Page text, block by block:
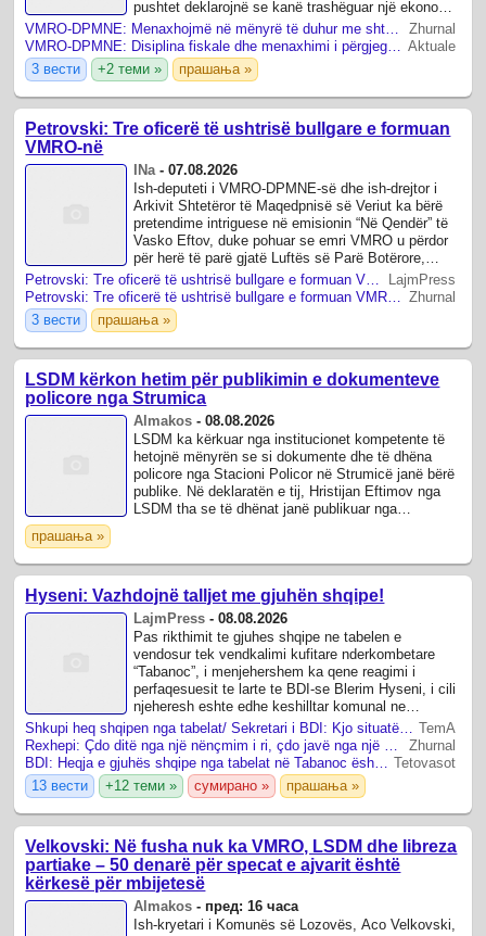
pushtet deklarojnë se kanë trashëguar një ekonomi
të dobësuar, institucione ...
Zhurnal
Aktuale
3 вести
+2 теми » прашања »
Petrovski: Tre oficerë të ushtrisë bullgare e formuan
VMRO-në
INa-07.08.2026
Ish-deputeti i VMRO-DPMNE-së dhe ish-drejtor i
Arkivit Shtetëror të Maqedpnisë së Veriut ka bërë
pretendime intriguese në emisionin “Në Qendër” të
Vasko Eftov, duke pohuar se emri VMRO u përdor
për herë të parë gjatë Luftës së Parë Botërore,
njoftoi VESTIMAK.mk.
Petrovski: Tre oficerë të ushtrisë bullgare e formuan VMRO-në
LajmPress
Petrovski: Tre oficerë të ushtrisë bullgare e formuan VMRO-në Zhurnal
3 вести
прашања »
LSDM kërkon hetim për publikimin e dokumenteve
policore nga Strumica
Almakos -08.08.2026
LSDM ka kërkuar nga institucionet kompetente të
hetojnë mënyrën se si dokumente dhe të dhëna
policore nga Stacioni Policor në Strumicë janë bërë
publike. Në deklaratën e tij, Hristijan Eftimov nga
LSDM tha se të dhënat janë publikuar nga
прашања »
Hyseni: Vazhdojnë talljet me gjuhën shqipe!
LajmPress -08.08.2026
Pas rikthimit te gjuhes shqipe ne tabelen e
vendosur tek vendkalimi kufitare nderkombetare
“Tabanoc”, i menjehershem ka qene reagimi i
perfaqesuesit te larte te BDI-se Blerim Hyseni, i cili
njeheresh eshte edhe keshilltar komunal ne
Komunen e Kumanoves.
Shkupi heq shqipen nga tabelat/ Sekretari i BDI: Kjo situatë po ndodh në mënyrë sistematike, është krim gjuhësor TemA
Rexhepi: Çdo ditë nga një nënçmim i ri, çdo javë nga një degradim i ri
Zhurnal
BDI: Heqja e gjuhës shqipe nga tabelat në Tabanoc është shkelje e ligjit dhe provokim i rëndë Tetovasot
13 вести
+12 теми » сумирано » прашања »
Velkovski: Në fusha nuk ka VMRO, LSDM dhe libreza
partiake – 50 denarë për specat e ajvarit është
kërkesë për mbijetesë
Almakos - пред: 16 часа
Ish-kryetari i Komunës së Lozovës, Aco Velkovski,